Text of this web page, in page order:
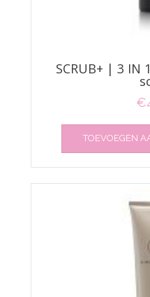
SCRUB+ | 3 IN
€
TOEVOEGEN